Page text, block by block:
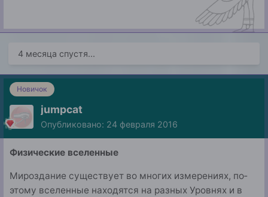
4 месяца спустя...
Новичок
jumpcat
Опубликовано: 24 февраля 2016
Физические вселенные
Мироздание существует во многих измерениях, по­
этому вселенные находятся на разных Уровнях и в